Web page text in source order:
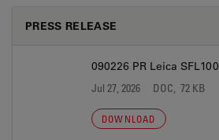
PRESS RELEASE
090226 PR Leica
Jul 27, 2026 DOC, 72 KB
DOWNLOAD